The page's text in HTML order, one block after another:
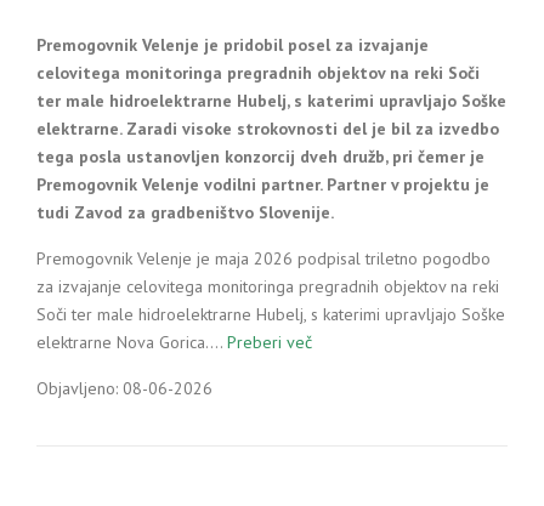
Premogovnik Velenje je pridobil posel za izvajanje
celovitega monitoringa pregradnih objektov na reki Soči
ter male hidroelektrarne Hubelj, s katerimi upravljajo Soške
elektrarne. Zaradi visoke strokovnosti del je bil za izvedbo
tega posla ustanovljen konzorcij dveh družb, pri čemer je
Premogovnik Velenje vodilni partner. Partner v projektu je
tudi Zavod za gradbeništvo Slovenije.
Premogovnik Velenje je maja 2026 podpisal triletno pogodbo
za izvajanje celovitega monitoringa pregradnih objektov na reki
Soči ter male hidroelektrarne Hubelj, s katerimi upravljajo Soške
elektrarne Nova Gorica.… Preberi več
Objavljeno: 08-06-2026